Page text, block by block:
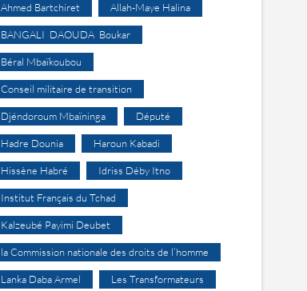
Ahmed Bartchiret Allah-Maye Halina
BANGALI DAOUDA Boukar
Béral Mbaïkoubou
Conseil militaire de transition
Djéndoroum Mbaïninga Député
Hadre Dounia Haroun Kabadi
Hissène Habré Idriss Déby Itno
Institut Français du Tchad
Kalzeubé Payimi Deubet
la Commission nationale des droits de l’homme
Lanka Daba Armel Les Transformateurs